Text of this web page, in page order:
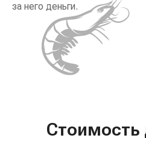
за него деньги.
Стоимость